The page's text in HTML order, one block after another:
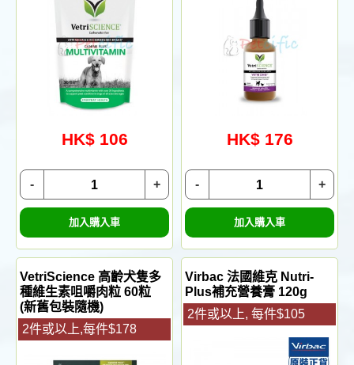
HK$ 106
+
-
加入購入車
HK$ 176
+
-
加入購入車
VetriScience 高齡犬隻多
種維生素咀嚼肉粒 60粒
(新舊包裝隨機)
2件或以上,每件$178
Virbac 法國維克 Nutri-
Plus補充營養膏 120g
2件或以上, 每件$105